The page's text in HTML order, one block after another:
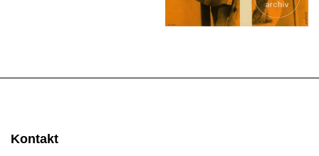
Kontakt